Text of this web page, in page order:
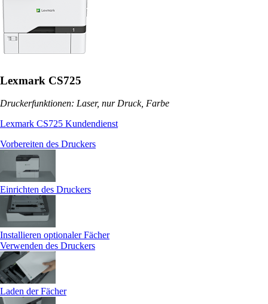
Lexmark CS725
Druckerfunktionen: Laser, nur Druck, Farbe
Lexmark CS725 Kundendienst
Vorbereiten des Druckers
Einrichten des Druckers
Installieren optionaler Fächer
Verwenden des Druckers
Laden der Fächer